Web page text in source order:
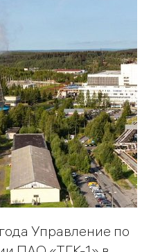
Управление по